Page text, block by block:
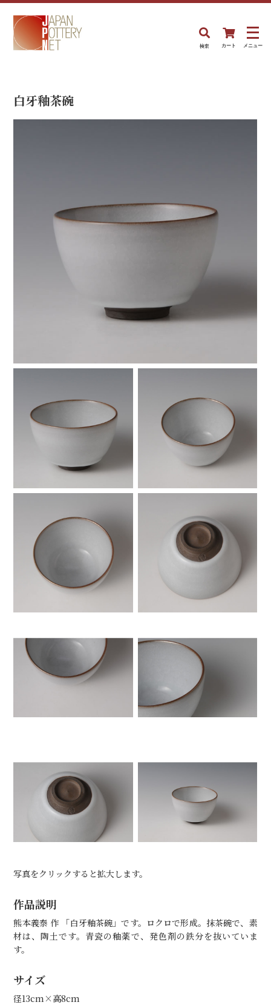
検索 カート メニュー
白牙釉茶碗
写真をクリックすると拡大します。
作品説明
熊本義泰 作 「白牙釉茶碗」です。ロクロで形成。抹茶碗で、素
材は、陶土です。青瓷の釉薬で、発色剤の鉄分を抜いていま
す。
サイズ
径13cm×高8cm